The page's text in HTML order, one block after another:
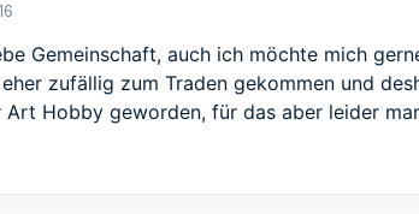
Gemeinschaft, auch ich möchte mich
zufällig zum Traden gekommen und
Art Hobby geworden, für das aber leider